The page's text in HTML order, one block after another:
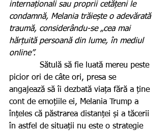
internaționali sau proprii cetățeni le
condamnă, Melania trăiește o adevărată
traumă, considerându-se „cea mai
hărțuită persoană din lume, în mediul
online”.
picior ori de câte ori, presa se
angajează să îi dezbată viața fără a ține
cont de emoțiile ei, Melania Trump a
înțeles că păstrarea distanței și a tăcerii
în astfel de situații nu este o strategie